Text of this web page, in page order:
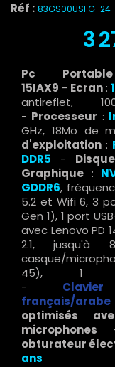
Réf : 83GS00USFG-24
3
Pc
15IAX9 - Ecran:
antireflet,
- Processeur :
GHz, 18Mo de
d'exploitation :
DDR5 -
Graphique :
GDDR6,
5.2 et Wifi 6, 3
Gen 1), 1 port
avec Lenovo PD
2.1, jusqu'à
casque/
45), 1
-
français/arabe
optimisés
microphones
obturateur
ans